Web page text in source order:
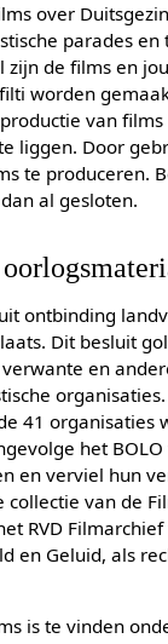
over
parades en
zijn de films en
worden
van
liggen. Door
te produceren.
al gesloten.
ontbinding
Dit besluit
en
41 organisaties
het
en verviel hun
collectie van de
RVD
en Geluid, als
is te vinden